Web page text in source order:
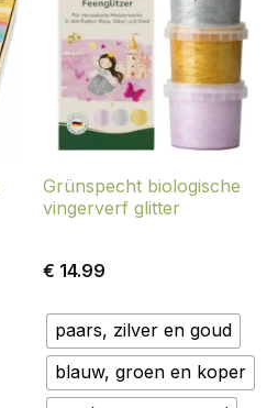
Grünspecht biologische
vingerverf glitter
€ 14.99
paars, zilver en goud
blauw, groen en koper